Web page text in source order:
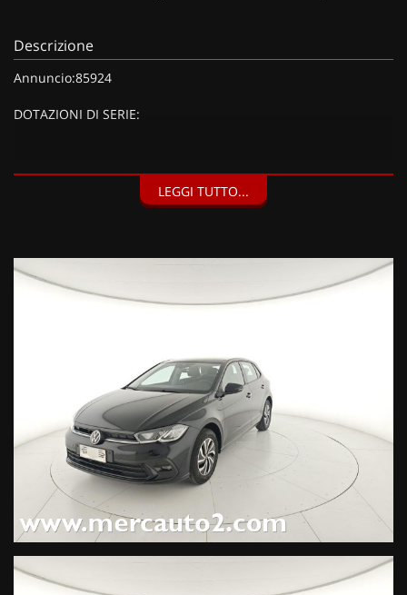
Descrizione
Annuncio:85924
DOTAZIONI DI SERIE:
Fari fendinebbia con funzione cornering, Park Pilot - Sensori
Climatronic, Tech Pack (Life) (770 EUR), Ruota di scorta in
acciaio da 15" (decade kit antiforatura) (205 EUR), Fari
fendinebbia con funzione cornering (305 EUR), Frenata
LEGGI TUTTO...